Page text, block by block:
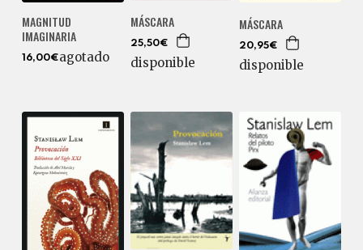
MAGNITUD
IMAGINARIA
16,00€agotado
MÁSCARA
25,50€
disponible
MÁSCARA
20,95€
disponible